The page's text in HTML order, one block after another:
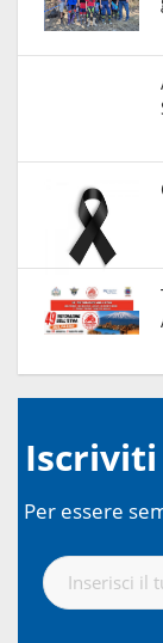
Per essere